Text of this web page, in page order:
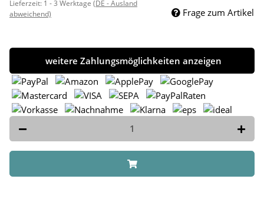
Lieferzeit: 1 - 3 Werktage (DE - Ausland
abweichend)
Frage zum Artikel
weitere Zahlungsmöglichkeiten anzeigen